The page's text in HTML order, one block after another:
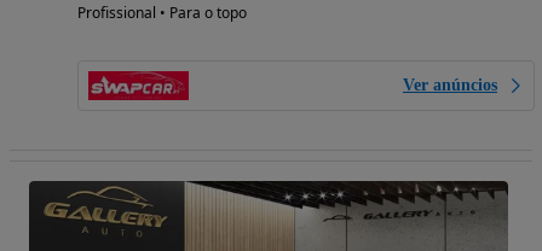
Profissional • Para o topo
Ver anúncios